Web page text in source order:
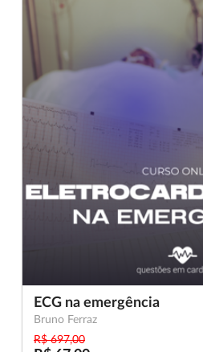
ECG na emergência
Bruno Ferraz
R$ 697,00